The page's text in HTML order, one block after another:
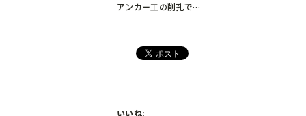
アンカー工の削孔で…
いいね: